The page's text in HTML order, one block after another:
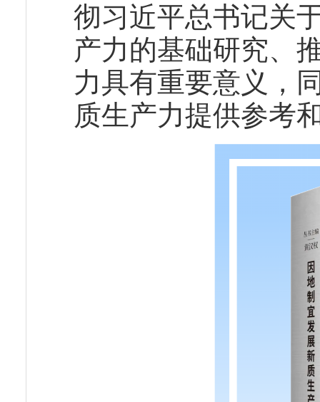
彻习近平总书记关
产力的基础研究、
力具有重要意义，
质生产力提供参考